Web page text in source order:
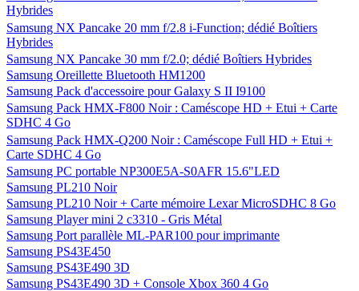
Hybrides
Samsung NX Pancake 20 mm f/2.8 i-Function; dédié Boîtiers
Hybrides
Samsung NX Pancake 30 mm f/2.0; dédié Boîtiers Hybrides
Samsung Oreillette Bluetooth HM1200
Samsung Pack d'accessoire pour Galaxy S II I9100
Samsung Pack HMX-F800 Noir : Caméscope HD + Etui + Carte
SDHC 4 Go
Samsung Pack HMX-Q200 Noir : Caméscope Full HD + Etui +
Carte SDHC 4 Go
Samsung PC portable NP300E5A-S0AFR 15.6"LED
Samsung PL210 Noir
Samsung PL210 Noir + Carte mémoire Lexar MicroSDHC 8 Go
Samsung Player mini 2 c3310 - Gris Métal
Samsung Port parallèle ML-PAR100 pour imprimante
Samsung PS43E450
Samsung PS43E490 3D
Samsung PS43E490 3D + Console Xbox 360 4 Go